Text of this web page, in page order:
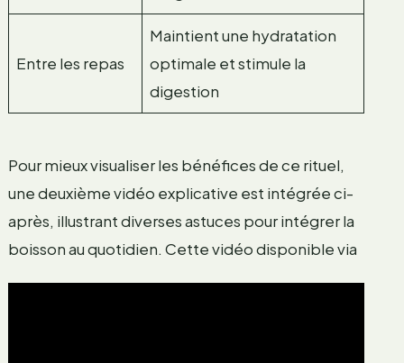
Entre les repas
Maintient une hydratation
optimale et stimule la
digestion
Pour mieux visualiser les bénéfices de ce rituel,
une deuxième vidéo explicative est intégrée ci-
après, illustrant diverses astuces pour intégrer la
boisson au quotidien. Cette vidéo disponible via